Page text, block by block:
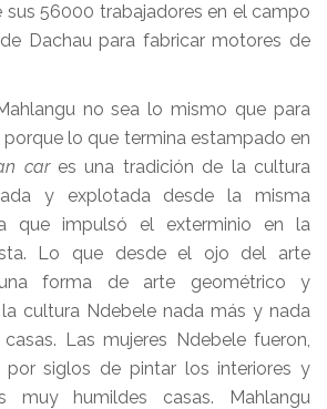
56000 trabajadores en el campo
Dachau para fabricar motores de
no sea lo mismo que para
lo que termina estampado en
cares una tradición de la cultura
y explotada desde la misma
que impulsó el exterminio en la
Lo que desde el ojo del arte
una forma de arte geométrico y
cultura Ndebele nada más y nada
Las mujeres Ndebele fueron,
por siglos de pintar los interiores y
muy humildes casas. Mahlangu